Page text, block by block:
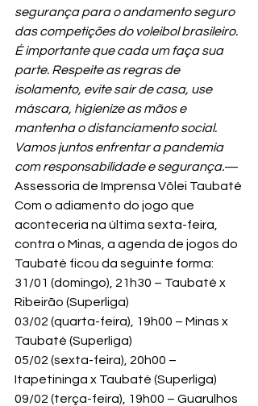
segurança para o andamento seguro
das competições do voleibol brasileiro.
É importante que cada um faça sua
parte. Respeite as regras de
isolamento, evite sair de casa, use
máscara, higienize as mãos e
mantenha o distanciamento social.
Vamos juntos enfrentar a pandemia
com responsabilidade e segurança.—
Assessoria de Imprensa Vôlei Taubaté
Com o adiamento do jogo que
aconteceria na última sexta-feira,
contra o Minas, a agenda de jogos do
Taubaté ficou da seguinte forma:
31/01 (domingo), 21h30 – Taubaté x
Ribeirão (Superliga)
03/02 (quarta-feira), 19h00 – Minas x
Taubaté (Superliga)
05/02 (sexta-feira), 20h00 –
Itapetininga x Taubaté (Superliga)
09/02 (terça-feira), 19h00 – Guarulhos